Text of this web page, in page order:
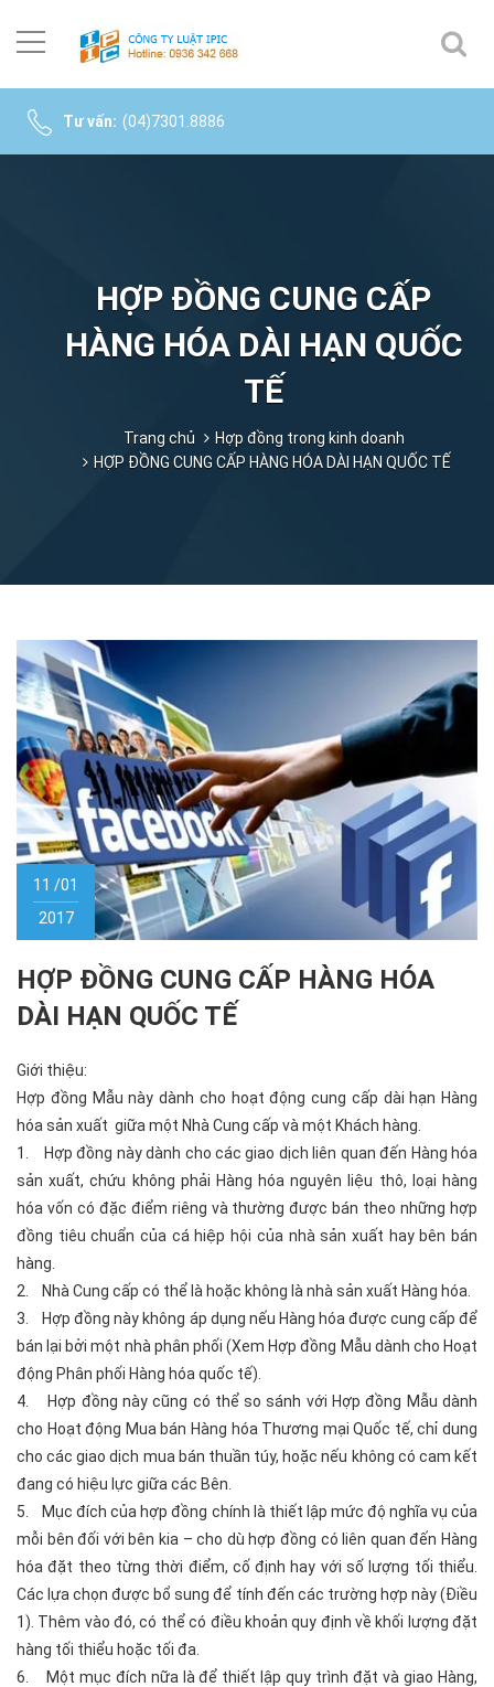
Tư vấn: (04)7301.8886
HỢP ĐỒNG CUNG CẤP
HÀNG HÓA DÀI HẠN QUỐC
TẾ
Trang chủ
Hợp đồng trong kinh doanh
HỢP ĐỒNG CUNG CẤP HÀNG HÓA DÀI HẠN QUỐC TẾ
11 /01
2017
HỢP ĐỒNG CUNG CẤP HÀNG HÓA
DÀI HẠN QUỐC TẾ
Giới thiệu:
Hợp đồng Mẫu này dành cho hoạt động cung cấp dài hạn Hàng
hóa sản xuất giữa một Nhà Cung cấp và một Khách hàng.
1. Hợp đồng này dành cho các giao dịch liên quan đến Hàng hóa
sản xuất, chứu không phải Hàng hóa nguyên liệu thô, loại hàng
hóa vốn có đặc điểm riêng và thường được bán theo những hợp
đồng tiêu chuẩn của cá hiệp hội của nhà sản xuất hay bên bán
hàng.
2. Nhà Cung cấp có thể là hoặc không là nhà sản xuất Hàng hóa.
3. Hợp đồng này không áp dụng nếu Hàng hóa được cung cấp để
bán lại bởi một nhà phân phối (Xem Hợp đồng Mẫu dành cho Hoạt
động Phân phối Hàng hóa quốc tế).
4. Hợp đồng này cũng có thể so sánh với Hợp đồng Mẫu dành
cho Hoạt động Mua bán Hàng hóa Thương mại Quốc tế, chỉ dung
cho các giao dịch mua bán thuần túy, hoặc nếu không có cam kết
đang có hiệu lực giữa các Bên.
5. Mục đích của hợp đồng chính là thiết lập mức độ nghĩa vụ của
mỗi bên đối với bên kia – cho dù hợp đồng có liên quan đến Hàng
hóa đặt theo từng thời điểm, cố định hay với số lượng tối thiểu.
Các lựa chọn được bổ sung để tính đến các trường hợp này (Điều
1). Thêm vào đó, có thể có điều khoản quy định về khối lượng đặt
hàng tối thiểu hoặc tối đa.
6. Một mục đích nữa là để thiết lập quy trình đặt và giao Hàng,